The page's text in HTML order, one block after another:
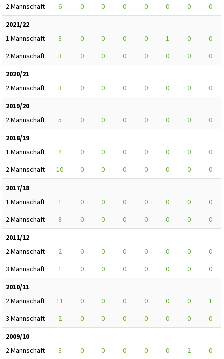
2.Mannschaft
6 0 0 0 0 0 0
0
2021/22
1.Mannschaft
3 0 0 0 0 1 0
0
2.Mannschaft
3 0 0 0 0 0 0
0
2020/21
2.Mannschaft
3 0 0 0 0 0 0
0
2019/20
2.Mannschaft
5 0 0 0 0 0 0
0
2018/19
1.Mannschaft
4 0 0 0 0 0 0
0
2.Mannschaft
10 0 0 0 0 0 0
0
2017/18
1.Mannschaft
1 0 0 0 0 0 0
0
2.Mannschaft
8 0 0 0 0 0 0
0
2011/12
2.Mannschaft
2 0 0 0 0 0 0
0
3.Mannschaft
1 0 0 0 0 0 0
0
2010/11
2.Mannschaft
11 0 0 0 0 0 0
1
3.Mannschaft
2 0 0 0 0 0 0
0
2009/10
2.Mannschaft
3 0 0 0 0 0 2
0